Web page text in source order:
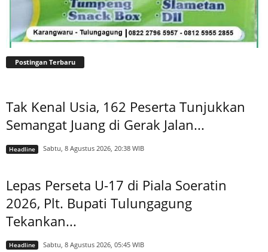
Postingan Terbaru
Tak Kenal Usia, 162 Peserta Tunjukkan
Semangat Juang di Gerak Jalan...
Headline Sabtu, 8 Agustus 2026, 20:38 WIB
Lepas Perseta U-17 di Piala Soeratin
2026, Plt. Bupati Tulungagung
Tekankan...
Headline Sabtu, 8 Agustus 2026, 05:45 WIB